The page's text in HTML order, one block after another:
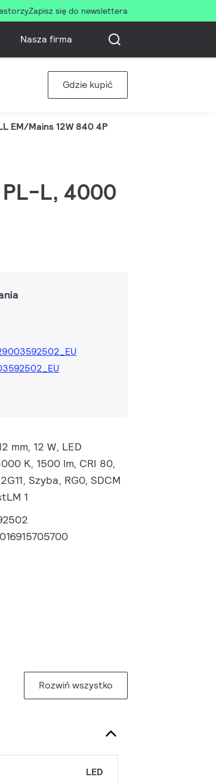
Zapisz się do newslettera
Nasza firma
Gdzie kupić
EM/Mains 12W 840 4P
PL-L, 4000
mm, 12 W, LED
K, 1500 lm, CRI 80,
Szyba, RG0, SDCM
1
Rozwiń wszystko
LED